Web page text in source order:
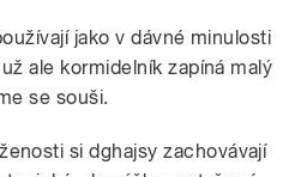
jako v dávné minulosti
ale kormidelník zapíná malý
se souši.
si dghajsy zachovávají